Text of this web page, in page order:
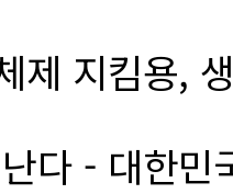
제 지킴용,
다 - 대한